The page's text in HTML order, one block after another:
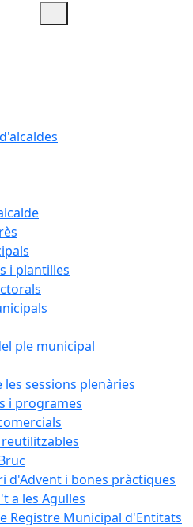
i plantilles
ple municipal
les sessions plenàries
i programes
reutilitzables
d'Advent i bones pràctiques
a les Agulles
Registre Municipal d'Entitats